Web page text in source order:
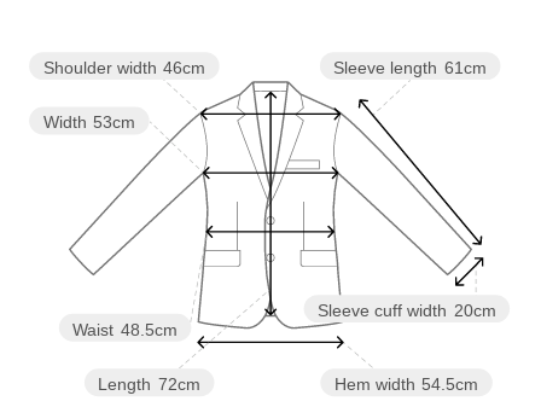
Hem width 54.5cm
Sleeve cuff width 20cm
Sleeve length 61cm
Length 72cm
Waist 48.5cm
Width 53cm
Shoulder width 46cm